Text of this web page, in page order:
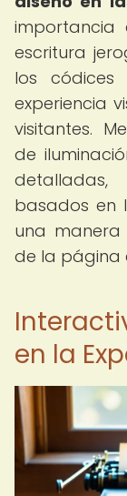
importancia
escritura
los
experiencia
visitantes.
de
basados en
una manera
de la página
en la